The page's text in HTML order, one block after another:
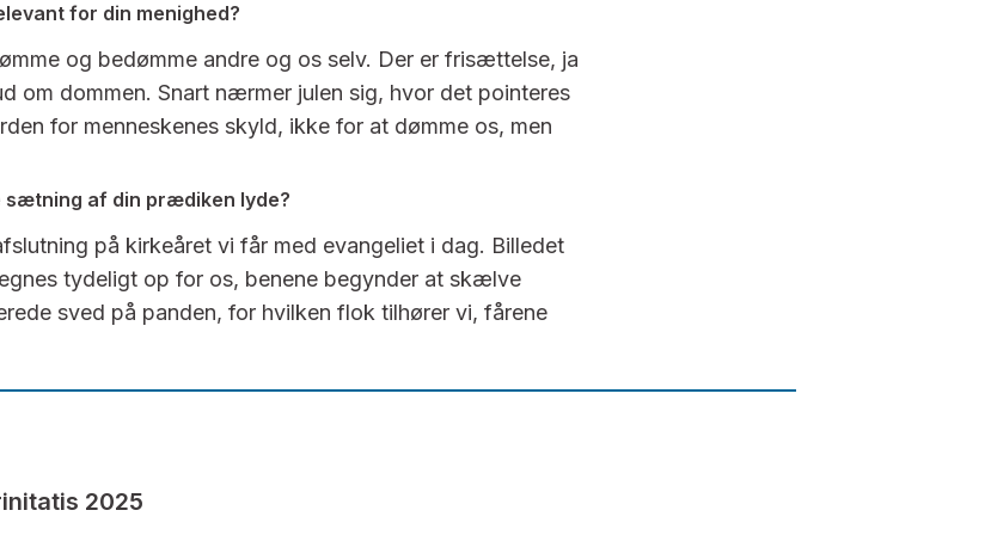
for din menighed?
og bedømme andre og os selv. Der er frisættelse, ja
om dommen. Snart nærmer julen sig, hvor det pointeres
for menneskenes skyld, ikke for at dømme os, men
sætning af din prædiken lyde?
på kirkeåret vi får med evangeliet i dag. Billedet
tydeligt op for os, benene begynder at skælve
sved på panden, for hvilken flok tilhører vi, fårene
2025